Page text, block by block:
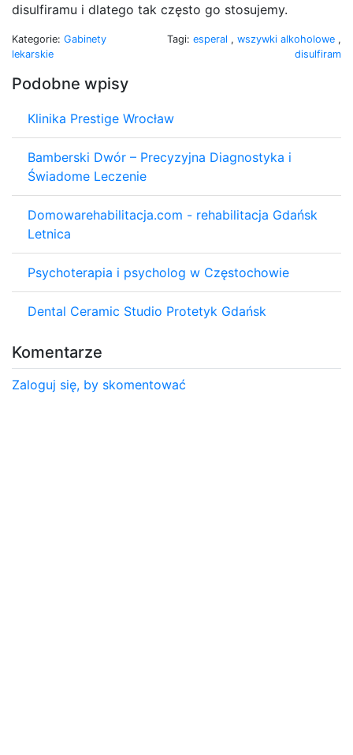
disulfiramu i dlatego tak często go stosujemy.
Kategorie: Gabinety
lekarskie
Tagi: esperal , wszywki alkoholowe ,
disulfiram
Podobne wpisy
Klinika Prestige Wrocław
Bamberski Dwór – Precyzyjna Diagnostyka i
Świadome Leczenie
Domowarehabilitacja.com - rehabilitacja Gdańsk
Letnica
Psychoterapia i psycholog w Częstochowie
Dental Ceramic Studio Protetyk Gdańsk
Komentarze
Zaloguj się, by skomentować